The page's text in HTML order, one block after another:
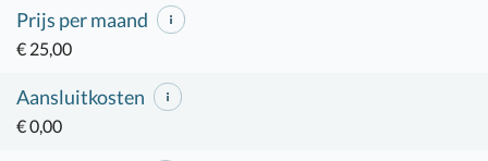
Prijs per maand
€ 25,00
Aansluitkosten
€ 0,00